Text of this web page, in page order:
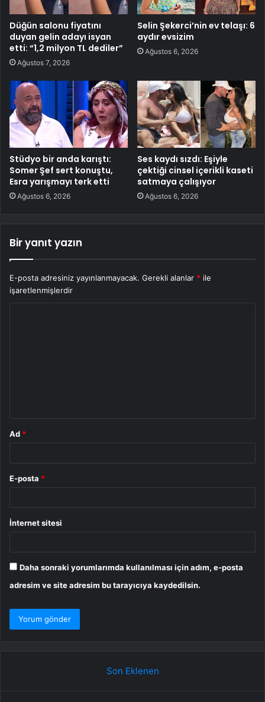
Düğün salonu fiyatını
duyan gelin adayı isyan
etti: “1,2 milyon TL dediler”
Ağustos 7, 2026
Selin Şekerci’nin ev telaşı: 6
aydır evsizim
Ağustos 6, 2026
Stüdyo bir anda karıştı:
Somer Şef sert konuştu,
Esra yarışmayı terk etti
Ağustos 6, 2026
Ses kaydı sızdı: Eşiyle
çektiği cinsel içerikli kaseti
satmaya çalışıyor
Ağustos 6, 2026
Bir yanıt yazın
E-posta adresiniz yayınlanmayacak. Gerekli alanlar * ile
işaretlenmişlerdir
Ad *
E-posta *
İnternet sitesi
Daha sonraki yorumlarımda kullanılması için adım, e-posta
adresim ve site adresim bu tarayıcıya kaydedilsin.
Son Eklenen